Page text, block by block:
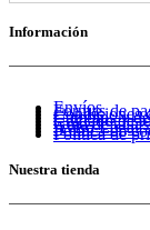
Información
Envíos
Formas de
Condiciones
Cambios y
Cuidado de
Guía de tallas
Aviso Legal
Política de
Política de
Nuestra tienda